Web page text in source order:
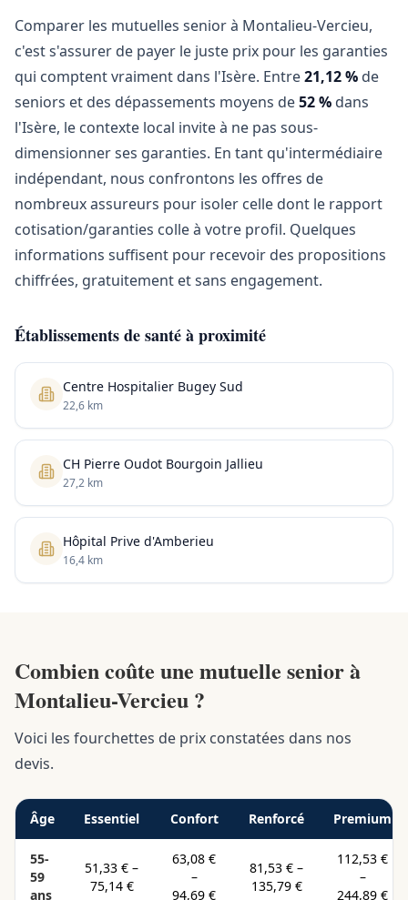
Comparer les mutuelles senior à Montalieu-Vercieu,
c'est s'assurer de payer le juste prix pour les garanties
qui comptent vraiment dans l'Isère. Entre21,12 % de
seniors et des dépassements moyens de52 % dans
l'Isère, le contexte local invite à ne pas sous-
dimensionner ses garanties. En tant qu'intermédiaire
indépendant, nous confrontons les offres de
nombreux assureurs pour isoler celle dont le rapport
cotisation/garanties colle à votre profil. Quelques
informations suffisent pour recevoir des propositions
chiffrées, gratuitement et sans engagement.
Établissements de santé à proximité
Centre Hospitalier Bugey Sud
22,6 km
CH Pierre Oudot Bourgoin Jallieu
27,2 km
Hôpital Prive d'Amberieu
16,4 km
Combien coûte une mutuelle senior à
Montalieu-Vercieu ?
Voici les fourchettes de prix constatées dans nos
devis.
Âge Essentiel Confort Renforcé Premium
55-
59
ans
51,33 € –
75,14 €
63,08 €
–
94,69 €
81,53 € –
135,79 €
112,53 €
–
244,89 €